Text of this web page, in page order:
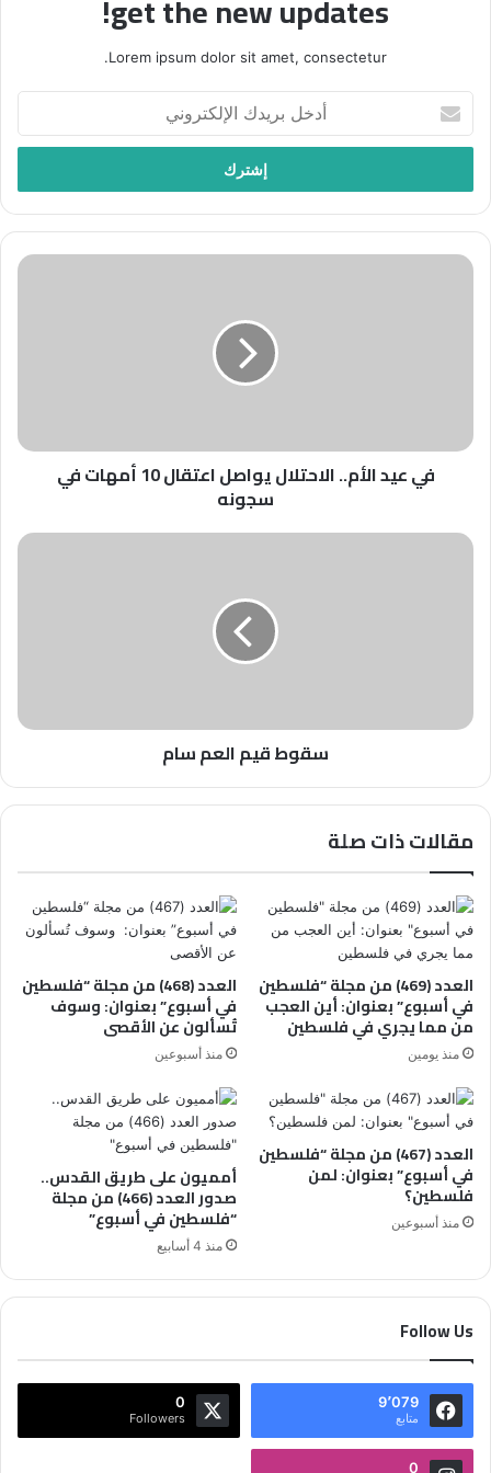
get the new updates!
Lorem ipsum dolor sit amet, consectetur.
بريدك
الإلكتروني
في
في
في عيد الأم.. الاحتلال يواصل اعتقال 10 أمهات في
سجونه
سقوط
سقوط قيم العم سام
مقالات ذات صلة
العدد (469) من مجلة “فلسطين
في أسبوع” بعنوان: أين العجب
من مما يجري في فلسطين
منذ يومين
العدد (468) من مجلة “فلسطين
في أسبوع” بعنوان: وسوف
تُسألون عن الأقصى
منذ أسبوعين
العدد (467) من مجلة “فلسطين
في أسبوع” بعنوان: لمن
فلسطين؟
منذ أسبوعين
أمميون على طريق القدس..
صدور العدد (466) من مجلة
“فلسطين في أسبوع”
منذ 4 أسابيع
Follow Us
9٬079
متابع
0
Followers
0